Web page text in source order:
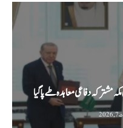
مشترکہ دفاعی معاہدہ طے پا گیا